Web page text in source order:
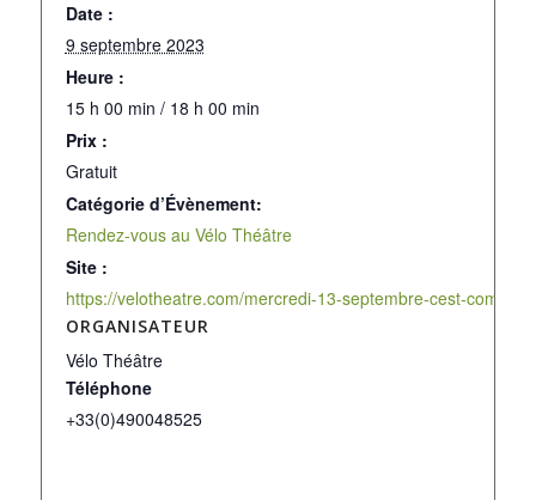
Date :
9 septembre 2023
Heure :
15 h 00 min / 18 h 00 min
Prix :
Gratuit
Catégorie d’Évènement:
Rendez-vous au Vélo Théâtre
Site :
https://velotheatre.com/mercredi-13-septembre-cest-
ORGANISATEUR
Vélo Théâtre
Téléphone
+33(0)490048525